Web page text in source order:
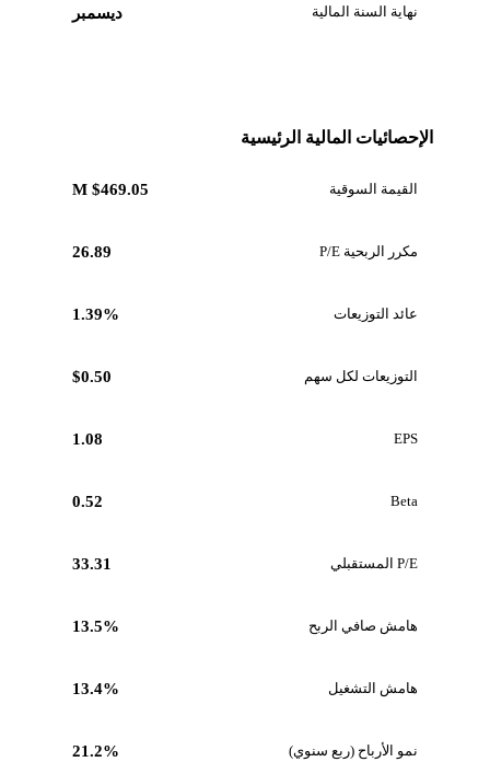
نهاية السنة المالية ديسمبر
الإحصائيات المالية الرئيسية
القيمة السوقية $469.05 M
مكرر الربحية P/E 26.89
عائد التوزيعات 1.39%
التوزيعات لكل سهم $0.50
EPS
1.08
Beta
0.52
P/E المستقبلي 33.31
هامش صافي الربح 13.5%
هامش التشغيل 13.4%
نمو الأرباح (ربع سنوي) 21.2%